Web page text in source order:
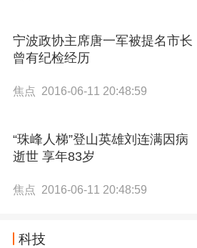
宁波政协主席唐一军被提名市长
曾有纪检经历
焦点 2016-06-11 20:48:59
“珠峰人梯”登山英雄刘连满因病
逝世 享年83岁
焦点 2016-06-11 20:48:59
科技